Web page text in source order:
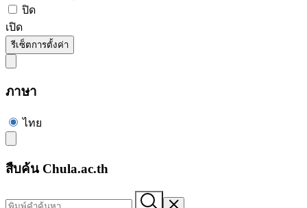
ปิด
เปิด
รีเซ็ตการตั้งค่า
ภาษา
ไทย
สืบค้น Chula.ac.th